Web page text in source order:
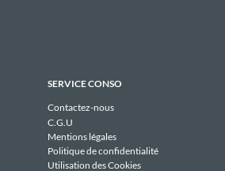
SERVICE CONSO
Contactez-nous
C.G.U
Mentions légales
Politique de confidentialité
Utilisation des Cookies